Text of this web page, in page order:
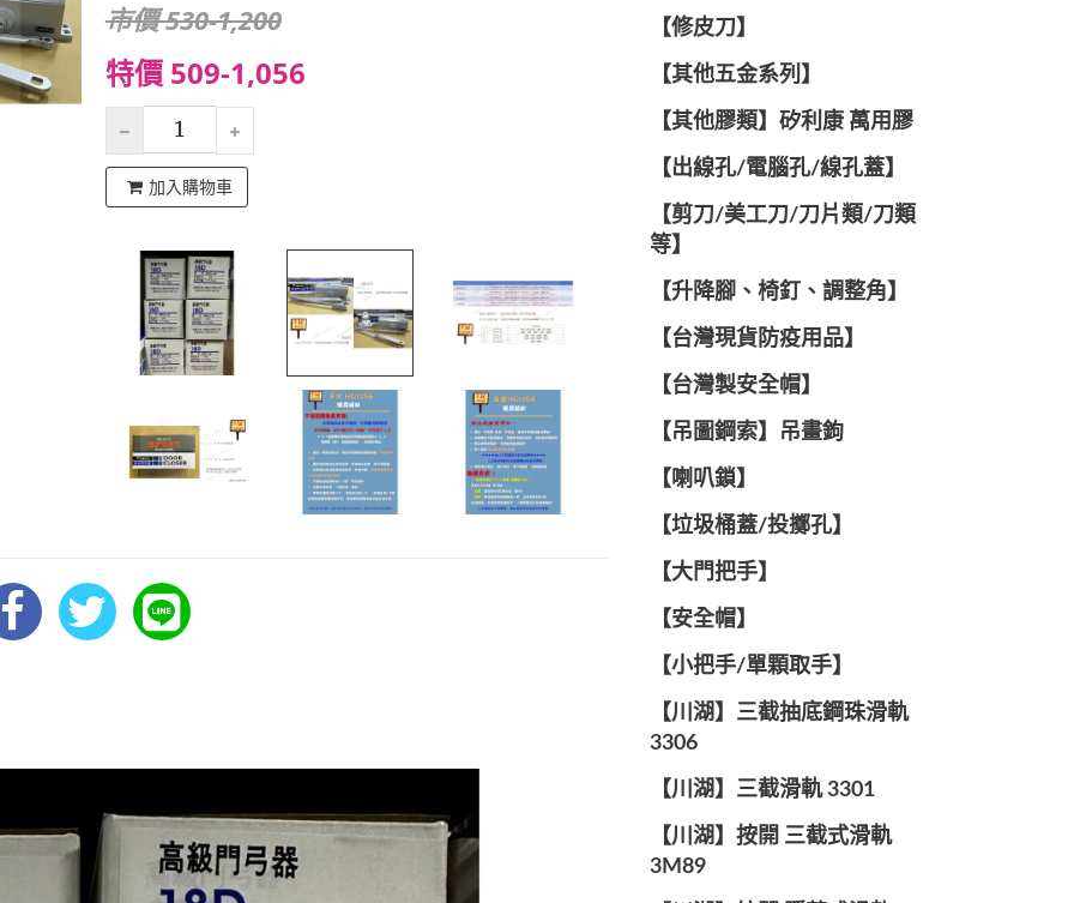
市價 530-1,200
特價 509-1,056
加入購物車
【修皮刀】
【其他五金系列】
【其他膠類】矽利康 萬用膠
【出線孔/電腦孔/線孔蓋】
【剪刀/美工刀/刀片類/刀類
等】
【升降腳、椅釘、調整角】
【台灣現貨防疫用品】
【台灣製安全帽】
【吊圖鋼索】吊畫鉤
【喇叭鎖】
【垃圾桶蓋/投擲孔】
【大門把手】
【安全帽】
【小把手/單顆取手】
【川湖】三截抽底鋼珠滑軌
3306
【川湖】三截滑軌 3301
【川湖】按開 三截式滑軌
3M89